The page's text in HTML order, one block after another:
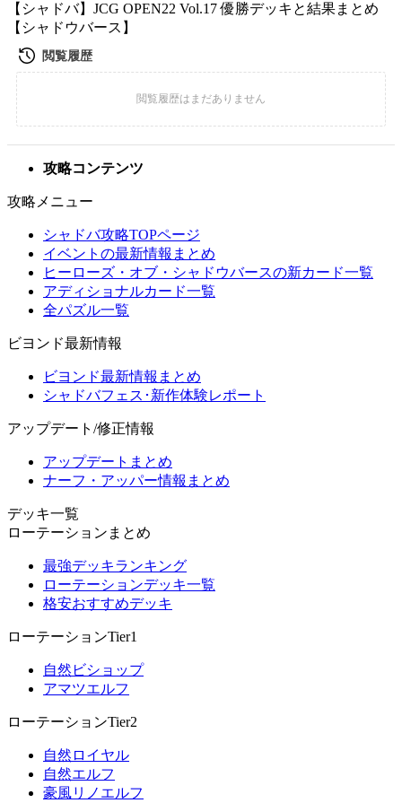
【シャドバ】JCG OPEN22 Vol.17 優勝デッキと結果まとめ
【シャドウバース】
攻略コンテンツ
攻略メニュー
シャドバ攻略TOPページ
イベントの最新情報まとめ
ヒーローズ・オブ・シャドウバースの新カード一覧
アディショナルカード一覧
全パズル一覧
ビヨンド最新情報
ビヨンド最新情報まとめ
シャドバフェス･新作体験レポート
アップデート/修正情報
アップデートまとめ
ナーフ・アッパー情報まとめ
デッキ一覧
ローテーションまとめ
最強デッキランキング
ローテーションデッキ一覧
格安おすすめデッキ
ローテーションTier1
自然ビショップ
アマツエルフ
ローテーションTier2
自然ロイヤル
自然エルフ
豪風リノエルフ